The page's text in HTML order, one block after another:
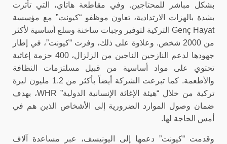
بشكل مباشر للمحتاجين. وفي مقاطعة هاتاي، التي تأثرت
بشدة بالهزات الارتدادية، تعاون موظفو “كيونت” مع مؤسسة
Genç Hayat التركية لتوفير وجبات ساخنة وسلع أساسية لأكثر
من 2000 شخص. وعلاوة على ذلك، وفرت “كيونت”، في إطار
جهودها لدعم النازحين الناجين من الزلزال، 400 حزمة إغاثية
تحتوي على مواد أساسية من قبيل مسلتزمات النظافة
والأطعمة. كما تبرعت الشركة أيضاً بأكثر من 1.2 مليون ليرة
تركية من خلال “هيئة الإغاثة الإنسانية الدولية” WHR، بهدف
ضمان وصول الموارد الضرورية إلى الأشخاص الذين هم في
أمس الحاجة لها.
وقدمت “كيونت” دعمها إلى اليونيسف، عبر مساعدة آلاف